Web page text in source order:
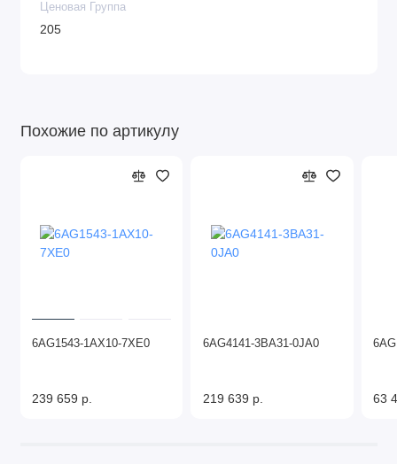
Ценовая Группа
205
Похожие по артикулу
6AG1543-1AX10-7XE0
239 659 р.
6AG4141-3BA31-0JA0
219 639 р. 63